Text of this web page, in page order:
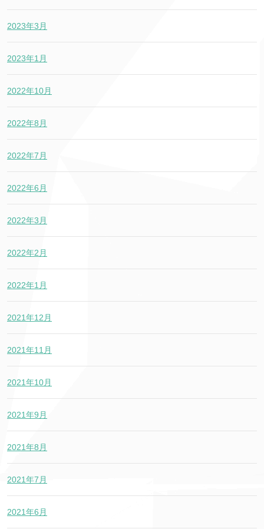
2023年3月
2023年1月
2022年10月
2022年8月
2022年7月
2022年6月
2022年3月
2022年2月
2022年1月
2021年12月
2021年11月
2021年10月
2021年9月
2021年8月
2021年7月
2021年6月